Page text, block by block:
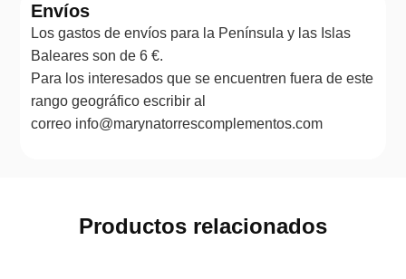
Envíos
Los gastos de envíos para la Península y las Islas
Baleares son de 6 €.
Para los interesados que se encuentren fuera de este
rango geográfico escribir al
correo info@marynatorrescomplementos.com
Productos relacionados